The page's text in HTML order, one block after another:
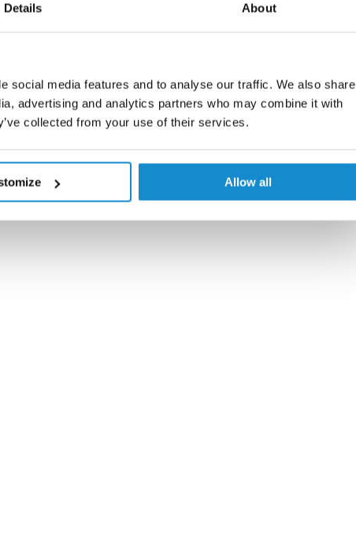
Details About
social media features and to analyse our traffic. We also share
advertising and analytics partners who may combine it with
collected from your use of their services.
Allow all